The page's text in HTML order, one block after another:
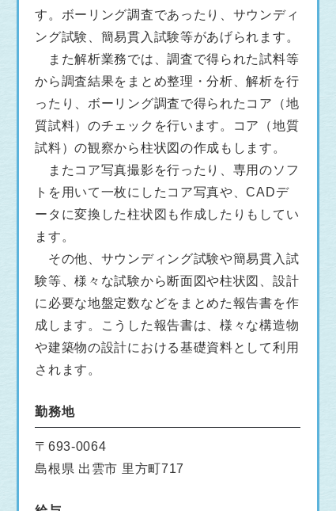
す。ボーリング調査であったり、サウンディ
ング試験、簡易貫入試験等があげられます。
また解析業務では、調査で得られた試料等
から調査結果をまとめ整理・分析、解析を行
ったり、ボーリング調査で得られたコア（地
質試料）のチェックを行います。コア（地質
試料）の観察から柱状図の作成もします。
またコア写真撮影を行ったり、専用のソフ
トを用いて一枚にしたコア写真や、CADデ
ータに変換した柱状図も作成したりもしてい
ます。
その他、サウンディング試験や簡易貫入試
験等、様々な試験から断面図や柱状図、設計
に必要な地盤定数などをまとめた報告書を作
成します。こうした報告書は、様々な構造物
や建築物の設計における基礎資料として利用
されます。
勤務地
〒693-0064
島根県 出雲市 里方町717